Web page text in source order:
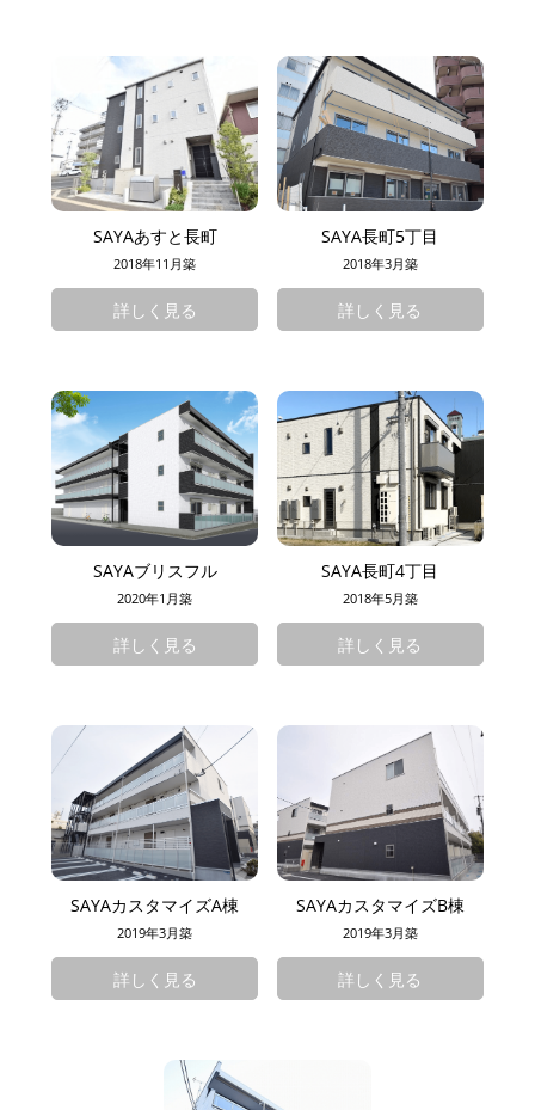
SAYAあすと長町
2018年11月築
詳しく見る
SAYA長町5丁目
2018年3月築
詳しく見る
SAYAブリスフル
2020年1月築
詳しく見る
SAYA長町4丁目
2018年5月築
詳しく見る
SAYAカスタマイズA棟
2019年3月築
詳しく見る
SAYAカスタマイズB棟
2019年3月築
詳しく見る